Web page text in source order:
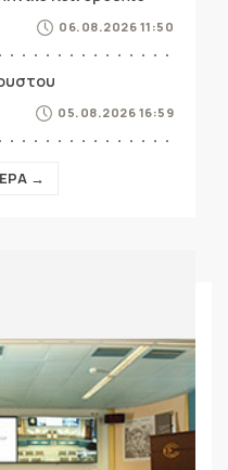
06.08.2026 11:50
05.08.2026 16:59
→